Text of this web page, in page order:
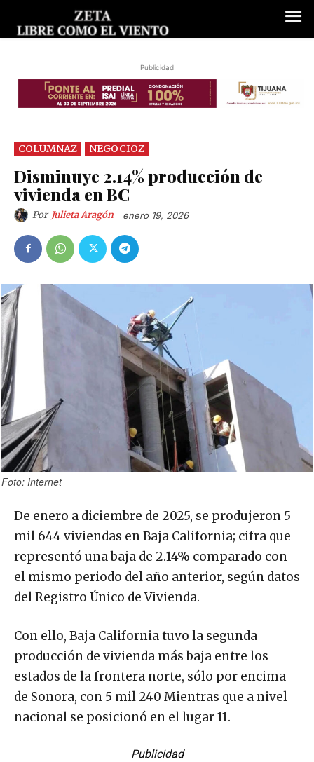
Publicidad
COLUMNAZ NEGOCIOZ
Disminuye 2.14% producción de
vivienda en BC
Por Julieta Aragón enero 19, 2026
Foto: Internet
De enero a diciembre de 2025, se produjeron 5
mil 644 viviendas en Baja California; cifra que
representó una baja de 2.14% comparado con
el mismo periodo del año anterior, según datos
del Registro Único de Vivienda.
Con ello, Baja California tuvo la segunda
producción de vivienda más baja entre los
estados de la frontera norte, sólo por encima
de Sonora, con 5 mil 240 Mientras que a nivel
nacional se posicionó en el lugar 11.
Publicidad